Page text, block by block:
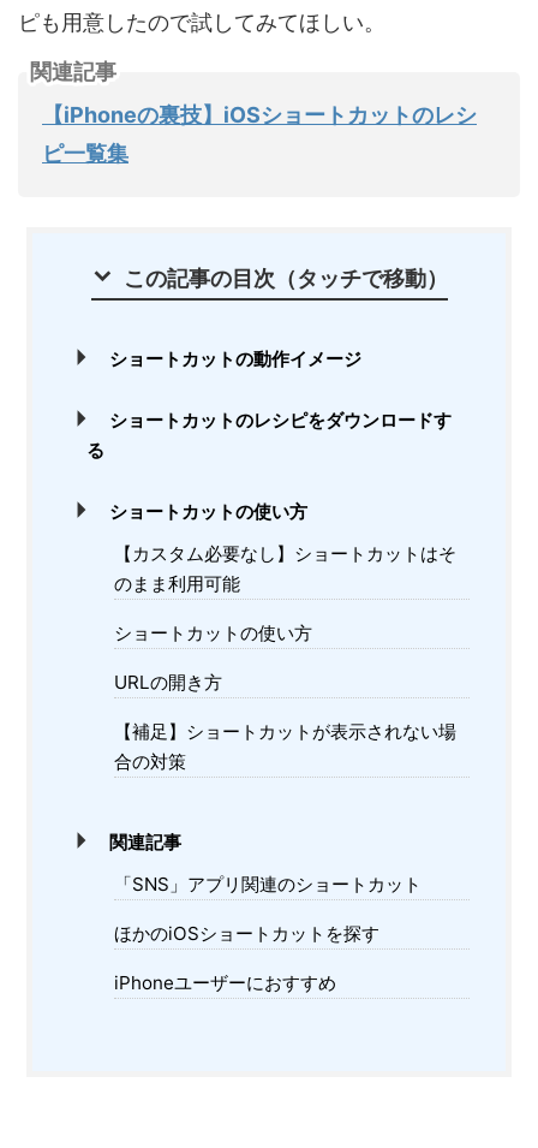
ピも用意したので試してみてほしい。
関連記事
【iPhoneの裏技】iOSショートカットのレシ
ピ一覧集
この記事の目次（タッチで移動）
ショートカットの動作イメージ
ショートカットのレシピをダウンロードす
る
ショートカットの使い方
【カスタム必要なし】ショートカットはそ
のまま利用可能
ショートカットの使い方
URLの開き方
【補足】ショートカットが表示されない場
合の対策
関連記事
「SNS」アプリ関連のショートカット
ほかのiOSショートカットを探す
iPhoneユーザーにおすすめ